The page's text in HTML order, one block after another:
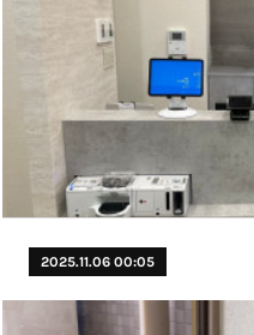
2025.11.06 00:05